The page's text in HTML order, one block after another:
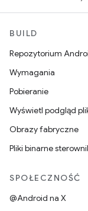
BUILD
Repozytorium
Wymagania
Pobieranie
Wyświetl podgląd
Obrazy fabryczne
Pliki binarne
SPOŁECZNOŚĆ
@Android na X